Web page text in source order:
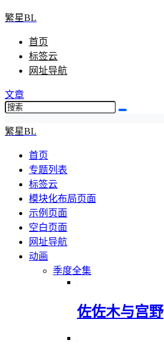
繁星BL
首页
标签云
网址导航
文章
繁星BL
首页
专题列表
标签云
模块化布局页面
示例页面
空白页面
网址导航
动画
季度全集
佐佐木与宫野